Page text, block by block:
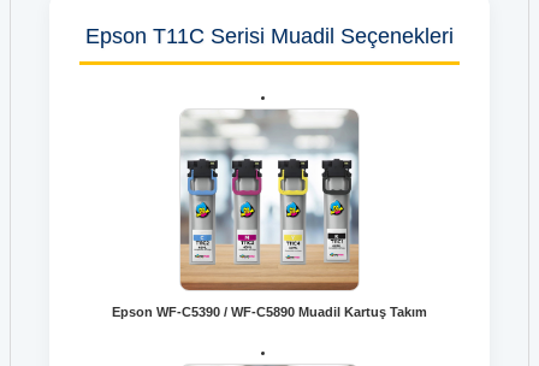
Epson T11C Serisi Muadil Seçenekleri
Epson WF-C5390 / WF-C5890 Muadil Kartuş Takım